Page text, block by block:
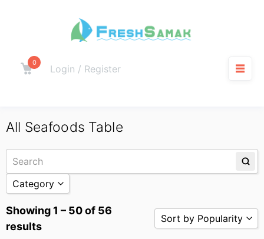
0
Login / Register
All Seafoods Table
Category
Crabs / Shells / Clams
Packed / Fish Head
Showing 1 – 50 of 56
results
Sort by Popularity